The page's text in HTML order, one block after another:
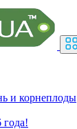
и корнеплоды